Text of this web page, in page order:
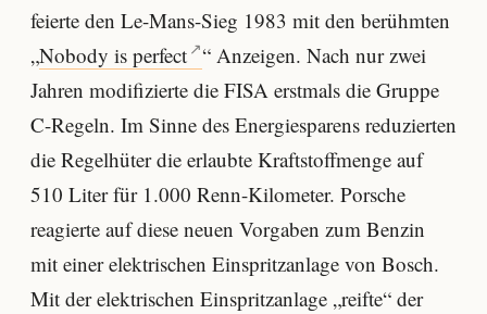
feierte den Le-Mans-Sieg 1983 mit den berühmten
„Nobody is perfect “ Anzeigen. Nach nur zwei
Jahren modifizierte die FISA erstmals die Gruppe
C-Regeln. Im Sinne des Energiesparens reduzierten
die Regelhüter die erlaubte Kraftstoffmenge auf
510 Liter für 1.000 Renn-Kilometer. Porsche
reagierte auf diese neuen Vorgaben zum Benzin
mit einer elektrischen Einspritzanlage von Bosch.
Mit der elektrischen Einspritzanlage „reifte“ der